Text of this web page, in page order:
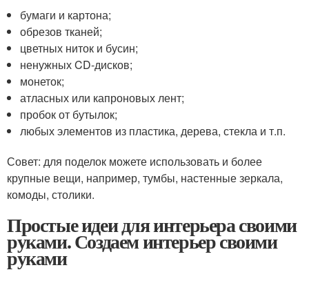
бумаги и картона;
обрезов тканей;
цветных ниток и бусин;
ненужных CD-дисков;
монеток;
атласных или капроновых лент;
пробок от бутылок;
любых элементов из пластика, дерева, стекла и т.п.
Совет: для поделок можете использовать и более
крупные вещи, например, тумбы, настенные зеркала,
комоды, столики.
Простые идеи для интерьера своими
руками. Создаем интерьер своими
руками